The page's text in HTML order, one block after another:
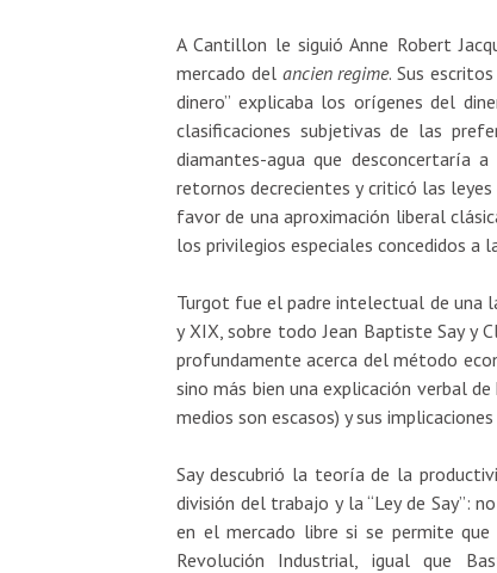
A Cantillon le siguió Anne Robert
mercado del ancien regime. Sus
dinero” explicaba los orígenes del
clasificaciones subjetivas de las
diamantes-agua que desconcertaría
retornos decrecientes y criticó las
favor de una aproximación liberal
los privilegios especiales concedidos a
Turgot fue el padre intelectual de una
y XIX, sobre todo Jean Baptiste Say y
profundamente acerca del método
sino más bien una explicación verbal
medios son escasos) y sus
Say descubrió la teoría de la
división del trabajo y la “Ley de Say”:
en el mercado libre si se permite
Revolución Industrial, igual que